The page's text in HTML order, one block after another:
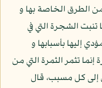
من الطرق الخاصة بها و
تنبت الشجرة التي في
إليها بأسبابها و
تثمر الثمرة التي من
إلى كل مسبب، قال